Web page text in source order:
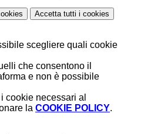
Accetta tutti i cookies
scegliere quali cookie
che consentono il
e non è possibile
cookie necessari al
la COOKIE POLICY.